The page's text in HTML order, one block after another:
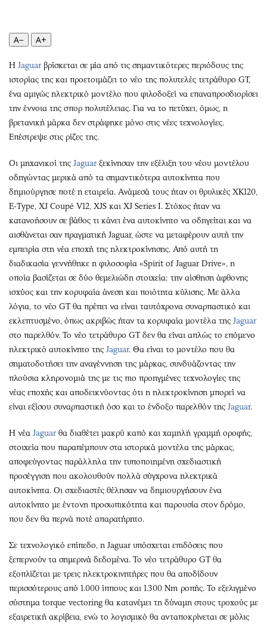
Κόσμος
Πολιτισμός
Σινεμά
Θέατρο-Χορός
Μουσική
Εικαστικά
Βιβλίο
Χειρόγραφα
Εκπομπές
Wine routes
Podcasts
Uncut
Προσωπικότητες στην ''Κ''
Επιστολές
A− A+
Η Jaguarβρίσκεται σε μία από τις σημαντικότερες περιόδους της
ιστορίας της και προετοιμάζει το νέο της πολυτελές τετράθυρο GT,
ένα αμιγώς ηλεκτρικό μοντέλο που φιλοδοξεί να επαναπροσδιορίσει
την έννοια της σπορ πολυτέλειας. Για να το πετύχει, όμως, η
βρετανική μάρκα δεν στράφηκε μόνο στις νέες τεχνολογίες.
Επέστρεψε στις ρίζες της.
Οι μηχανικοί της Jaguarξεκίνησαν την εξέλιξη του νέου μοντέλου
οδηγώντας μερικά από τα σημαντικότερα αυτοκίνητα που
δημιούργησε ποτέ η εταιρεία. Ανάμεσά τους ήταν οι θρυλικές XK120,
E-Type, XJ Coupé V12, XJS και XJ Series I. Στόχος ήταν να
κατανοήσουν σε βάθος τι κάνει ένα αυτοκίνητο να οδηγείται και να
αισθάνεται σαν πραγματική Jaguar, ώστε να μεταφέρουν αυτή την
εμπειρία στη νέα εποχή της ηλεκτροκίνησης. Από αυτή τη
διαδικασία γεννήθηκε η φιλοσοφία «Spirit of Jaguar Drive», η
οποία βασίζεται σε δύο θεμελιώδη στοιχεία: την αίσθηση άφθονης
ισχύος και την κορυφαία άνεση και ποιότητα κύλισης. Με άλλα
λόγια, το νέο GT θα πρέπει να είναι ταυτόχρονα συναρπαστικό και
εκλεπτυσμένο, όπως ακριβώς ήταν τα κορυφαία μοντέλα της Jaguar
στο παρελθόν. Το νέο τετράθυρο GT δεν θα είναι απλώς το επόμενο
ηλεκτρικό αυτοκίνητο της Jaguar. Θα είναι το μοντέλο που θα
σηματοδοτήσει την αναγέννηση της μάρκας, συνδυάζοντας την
πλούσια κληρονομιά της με τις πιο προηγμένες τεχνολογίες της
νέας εποχής και αποδεικνύοντας ότι η ηλεκτροκίνηση μπορεί να
είναι εξίσου συναρπαστική όσο και το ένδοξο παρελθόν της Jaguar.
Η νέα Jaguarθα διαθέτει μακρύ καπό και χαμηλή γραμμή οροφής,
στοιχεία που παραπέμπουν στα ιστορικά μοντέλα της μάρκας,
αποφεύγοντας παράλληλα την τυποποιημένη σχεδιαστική
προσέγγιση που ακολουθούν πολλά σύγχρονα ηλεκτρικά
αυτοκίνητα. Οι σχεδιαστές θέλησαν να δημιουργήσουν ένα
αυτοκίνητο με έντονη προσωπικότητα και παρουσία στον δρόμο,
που δεν θα περνά ποτέ απαρατήρητο.
Σε τεχνολογικό επίπεδο, η Jaguar υπόσχεται επιδόσεις που
ξεπερνούν τα σημερινά δεδομένα. Το νέο τετράθυρο GT θα
εξοπλίζεται με τρεις ηλεκτροκινητήρες που θα αποδίδουν
περισσότερους από 1.000 ίππους και 1.300 Nm ροπής. Το εξελιγμένο
σύστημα torque vectoring θα κατανέμει τη δύναμη στους τροχούς με
εξαιρετική ακρίβεια, ενώ το λογισμικό θα ανταποκρίνεται σε μόλις